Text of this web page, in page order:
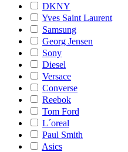
DKNY
Yves Saint Laurent
Samsung
Georg Jensen
Sony
Diesel
Versace
Converse
Reebok
Tom Ford
L´oreal
Paul Smith
Asics